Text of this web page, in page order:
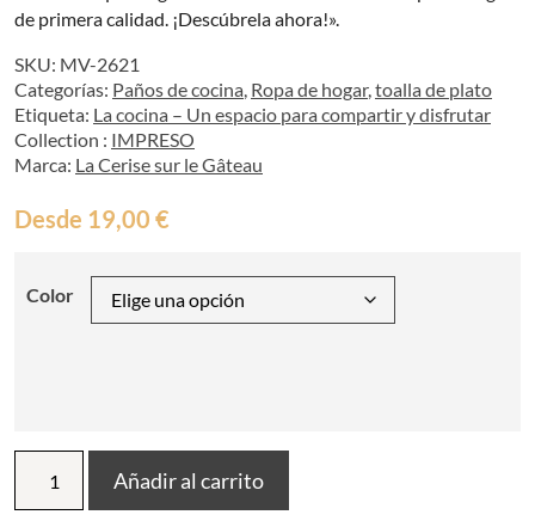
de primera calidad. ¡Descúbrela ahora!».
SKU: MV-2621
Categorías: Paños de cocina, Ropa de hogar,toalla de plato
Etiqueta: La cocina – Un espacio para compartir y disfrutar
Collection : IMPRESO
Marca: La Cerise sur le Gâteau
Desde 19,00 €
Color
cocina
Añadir al carrito